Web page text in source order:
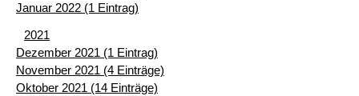
Januar 2022 (1 Eintrag)
2021
Dezember 2021 (1 Eintrag)
November 2021 (4 Einträge)
Oktober 2021 (14 Einträge)